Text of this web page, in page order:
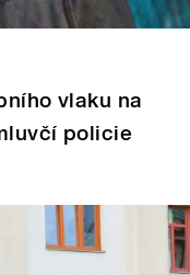
vlaku na
policie